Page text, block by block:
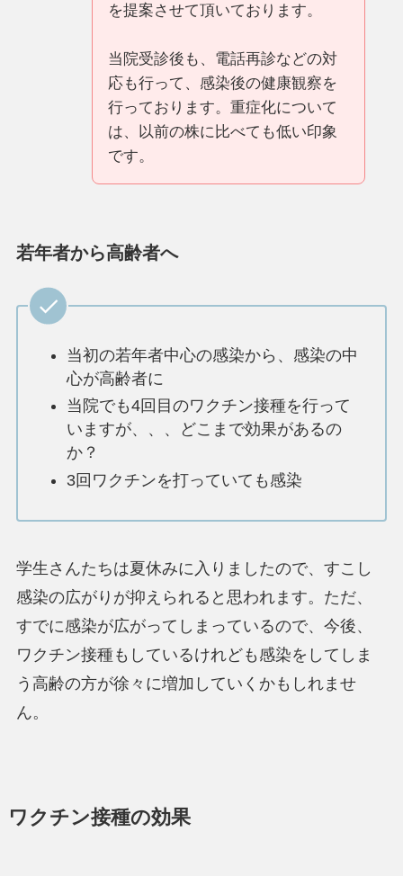
を提案させて頂いております。
当院受診後も、電話再診などの対
応も行って、感染後の健康観察を
行っております。重症化について
は、以前の株に比べても低い印象
です。
若年者から高齢者へ
当初の若年者中心の感染から、感染の中
心が高齢者に
当院でも4回目のワクチン接種を行って
いますが、、、どこまで効果があるの
か？
3回ワクチンを打っていても感染
学生さんたちは夏休みに入りましたので、すこし
感染の広がりが抑えられると思われます。ただ、
すでに感染が広がってしまっているので、今後、
ワクチン接種もしているけれども感染をしてしま
う高齢の方が徐々に増加していくかもしれませ
ん。
ワクチン接種の効果